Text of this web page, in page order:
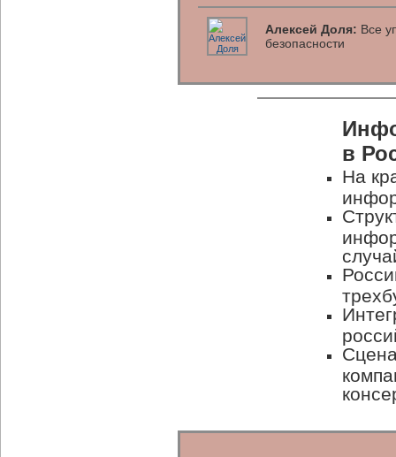
Алексей Доля: Все
безопасности
в
На